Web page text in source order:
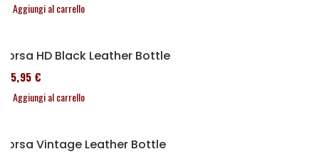
Aggiungi al carrello
Borsa HD Black Leather Bottle
185,95 €
Aggiungi al carrello
Borsa Vintage Leather Bottle